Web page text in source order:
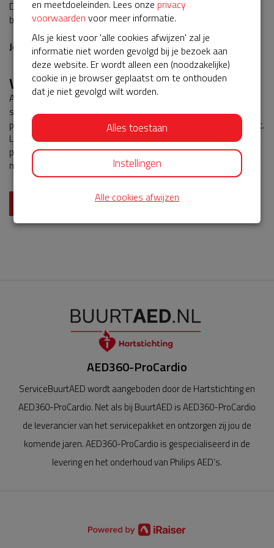
DankzijUnivé Buurtfondsontvangt iedere actie een eerste
bijdrage van € 200,-.
Je betaalt dus slechts € 375,- inclusief btw voor 5 jaar.
Voorwaarden voor het servicepakket
Als jouw actie succesvol verloopt en je het bedrag voor het
servicepakket hebt ingezameld, zal de startdatum van het
pakket de datum zijn waarop de huidige overeenkomst afloopt.
Lees de voorwaarden voordat je jouw actie start. Zo weet je
precies wat je van het servicepakket kunt verwachten. Heb je
nog vragen? Neem dan contact op en bel naar 035-3333510.
AED360-ProCardio
ServiceBuurtAED wordt aangeboden door de Hartstichting en
AED360-ProCardio. Net als bij BuurtAED is AED360-ProCardio
de leverancier van het servicepakket en ontzorgen zij jou de
komende jaren. AED360-ProCardio is gespecialiseerd in de
levering en het onderhoud van Philips AED’s.
en meetdoeleinden. Lees onze privacy
voorwaarden voor meer informatie.
Als je kiest voor 'alle cookies afwijzen' zal je
informatie niet worden gevolgd bij je bezoek aan
deze website. Er wordt alleen een (noodzakelijke)
cookie in je browser geplaatst om te onthouden
dat je niet gevolgd wilt worden.
Alles toestaan
Instellingen
Alle cookies afwijzen